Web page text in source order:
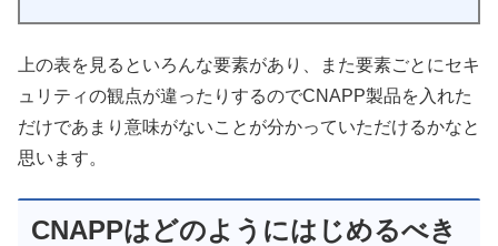
上の表を見るといろんな要素があり、また要素ごとにセキ
ュリティの観点が違ったりするのでCNAPP製品を入れた
だけであまり意味がないことが分かっていただけるかなと
思います。
CNAPPはどのようにはじめるべき